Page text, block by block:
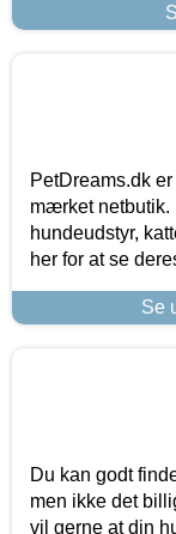
PetDreams.dk
mærket netbutik.
hundeudstyr,
her for at se
Se
Du kan godt
men ikke det
vil gerne at din